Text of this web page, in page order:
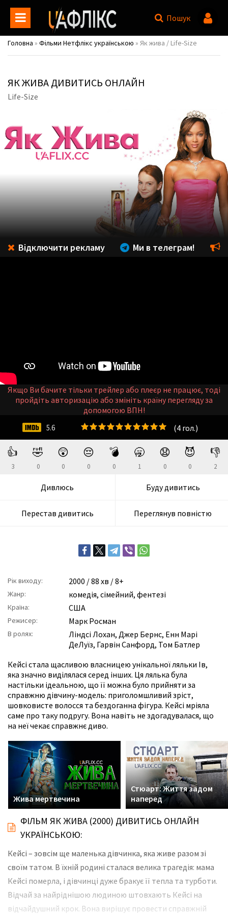
Пошук
Головна » Фільми Нетфлікс українською » Як жива / Life-Size
ЯК ЖИВА ДИВИТИСЬ ОНЛАЙН
Life-Size
👍
3
🤣
0
😲
0
😔
0
💣
0
🥱
1
😧
0
😈
0
👎
2
Дивлюсь Буду дивитись
Перестав дивитись Переглянув повністю
Рік виходу: 2000 / 88 хв / 8+
Жанр: комедія, сімейний, фентезі
Країна: США
Режисер: Марк Росман
В ролях: Ліндсі Лохан, Джер Бернс, Енн Марі
ДеЛуїз, Гарвін Санфорд, Том Батлер
Кейсі стала щасливою власницею унікальної ляльки Ів,
яка значно виділялася серед інших. Ця лялька була
настільки ідеальною, що її можна було прийняти за
справжню дівчину-модель: приголомшливий зріст,
шовковисте волосся та бездоганна фігура. Кейсі мріяла
саме про таку подругу. Вона навіть не здогадувалася, що
на неї чекає справжнє диво.
(4гол.)
5.6
Відключити рекламу Ми в телеграм!
Якщо Ви бачите тільки трейлер або плеєр не працює, тоді
пройдіть авторизацію або змініть країну перегляду за
допомогою ВПН!
Жива мертвечина
Стюарт: Життя задом
наперед
ФІЛЬМ ЯК ЖИВА (2000) ДИВИТИСЬ ОНЛАЙН
УКРАЇНСЬКОЮ:
Кейсі – зовсім ще маленька дівчинка, яка живе разом зі
своїм татом. В їхній родині сталася велика трагедія: мама
Кейсі померла, і дівчинці дуже бракує її тепла та турботи.
Відчай за найріднішою людиною штовхають Кейсі на
відчайдушний крок. Вона вирішує провести справжній